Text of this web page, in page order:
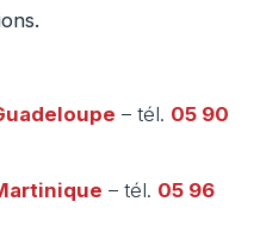
– tél. 05 90
– tél. 05 96